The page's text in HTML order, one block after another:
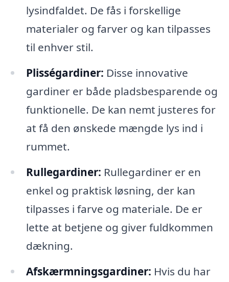
lysindfaldet. De fås i forskellige
materialer og farver og kan tilpasses
til enhver stil.
Plisségardiner: Disse innovative
gardiner er både pladsbesparende og
funktionelle. De kan nemt justeres for
at få den ønskede mængde lys ind i
rummet.
Rullegardiner: Rullegardiner er en
enkel og praktisk løsning, der kan
tilpasses i farve og materiale. De er
lette at betjene og giver fuldkommen
dækning.
Afskærmningsgardiner: Hvis du har